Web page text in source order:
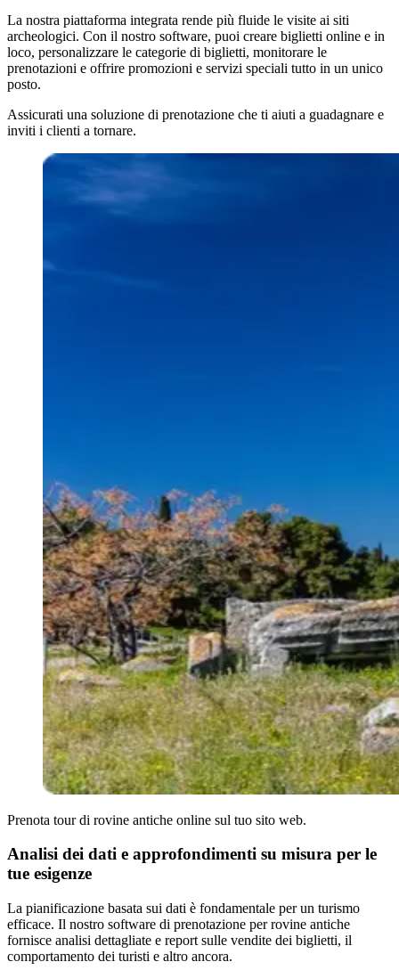
La nostra piattaforma integrata rende più fluide le visite ai siti
archeologici. Con il nostro software, puoi creare biglietti online e in
loco, personalizzare le categorie di biglietti, monitorare le
prenotazioni e offrire promozioni e servizi speciali tutto in un unico
posto.
Assicurati una soluzione di prenotazione che ti aiuti a guadagnare e
inviti i clienti a tornare.
Prenota tour di rovine antiche online sul tuo sito web.
Analisi dei dati e approfondimenti su misura per le
tue esigenze
La pianificazione basata sui dati è fondamentale per un turismo
efficace. Il nostro software di prenotazione per rovine antiche
fornisce analisi dettagliate e report sulle vendite dei biglietti, il
comportamento dei turisti e altro ancora.